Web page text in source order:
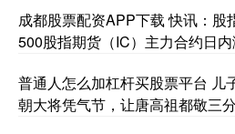
成都股票配资APP下载 快讯：股
500股指期货（IC）主力合约日
普通人怎么加杠杆买股票平台 儿
朝大将凭气节，让唐高祖都敬三分